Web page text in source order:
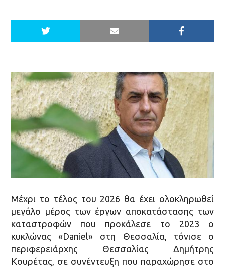
Μέχρι το τέλος του 2026 θα έχει ολοκληρωθεί
μεγάλο μέρος των έργων αποκατάστασης των
καταστροφών που προκάλεσε το 2023 ο
κυκλώνας «Daniel» στη Θεσσαλία, τόνισε ο
περιφερειάρχης Θεσσαλίας Δημήτρης
Κουρέτας, σε συνέντευξη που παραχώρησε στο